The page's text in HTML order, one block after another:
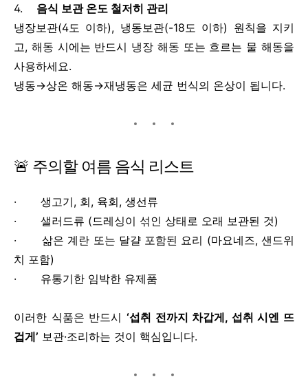
4. 음식 보관 온도 철저히 관리
냉장보관(4도 이하), 냉동보관(-18도 이하) 원칙을 지키
고, 해동 시에는 반드시 냉장 해동 또는 흐르는 물 해동을
사용하세요.
냉동→상온 해동→재냉동은 세균 번식의 온상이 됩니다.
🚨 주의할 여름 음식 리스트
· 생고기, 회, 육회, 생선류
· 샐러드류 (드레싱이 섞인 상태로 오래 보관된 것)
· 삶은 계란 또는 달걀 포함된 요리 (마요네즈, 샌드위
치 포함)
· 유통기한 임박한 유제품
이러한 식품은 반드시 ‘섭취 전까지 차갑게, 섭취 시엔 뜨
겁게’ 보관·조리하는 것이 핵심입니다.